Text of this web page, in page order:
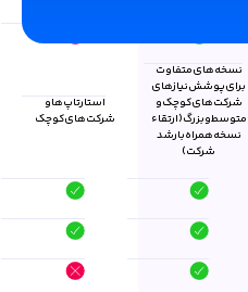
نسخه‌های متفاوت
برای پوشش نیازهای
شرکت‌های کوچک و
متوسط و بزرگ (ارتقاء
نسخه همراه با رشد
شرکت)
استارتاپ‌ها و
شرکت‌های کوچک